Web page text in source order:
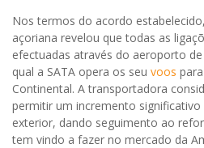
Nos termos do acordo
açoriana revelou que todas as
efectuadas através do aeroporto
qual a SATA opera os seu voos
Continental. A transportadora
permitir um incremento
exterior, dando seguimento ao
tem vindo a fazer no mercado da